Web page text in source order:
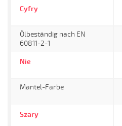
Cyfry
Ölbeständig nach EN
60811-2-1
Nie
Mantel-Farbe
Szary